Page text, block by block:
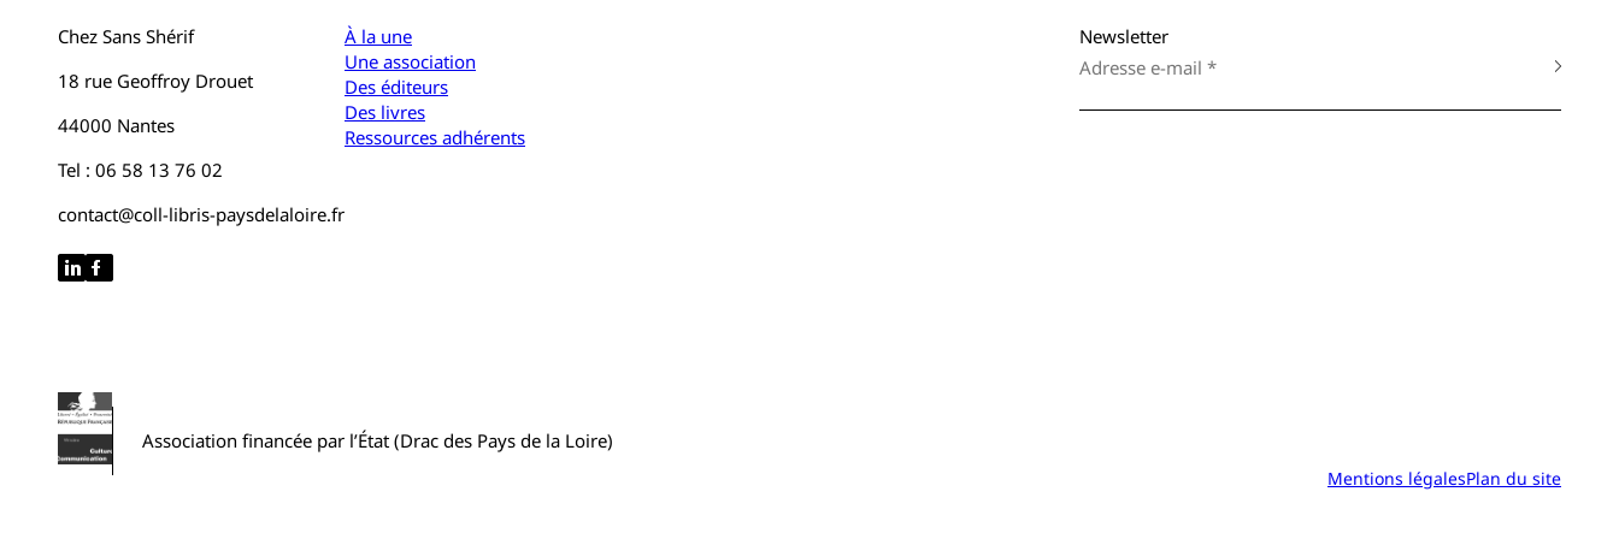
Chez Sans Shérif
18 rue Geoffroy Drouet
44000 Nantes
Tel : 06 58 13 76 02
contact@coll-libris-paysdelaloire.fr
À la une
Une association
Des éditeurs
Des livres
Ressources adhérents
Newsletter
Association financée par l’État (Drac des Pays de la Loire)
Mentions légalesPlan du site